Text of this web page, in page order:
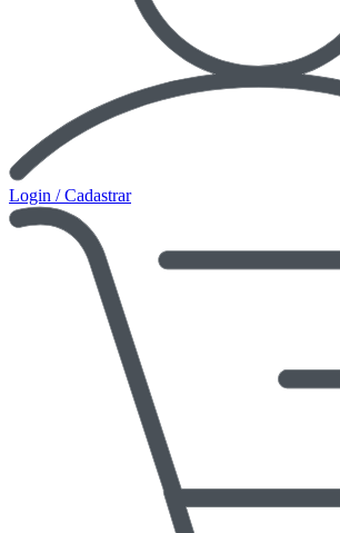
Login / Cadastrar